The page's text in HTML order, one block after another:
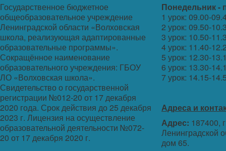
Государственное бюджетное
общеобразовательное учреждение
Ленинградской области «Волховская
школа, реализующая адаптированные
образовательные программы».
Сокращённое наименование
образовательного учреждения: ГБОУ
ЛО «Волховская школа».
Свидетельство о государственной
регистрации №012-20 от 17 декабря
2020 года. Срок действия до 25 декабря
2023 г. Лицензия на осуществление
образовательной деятельности №072-
20 от 17 декабря 2020 г.
Понедельник -
1 урок: 09.00-
2 урок: 09.50-
3 урок: 10.50-
4 урок: 11.40-
5 урок: 12.30-
6 урок: 13.30-
7 урок: 14.15-
Адреса и
Адрес: 187400,
Ленинградской
дом 65.